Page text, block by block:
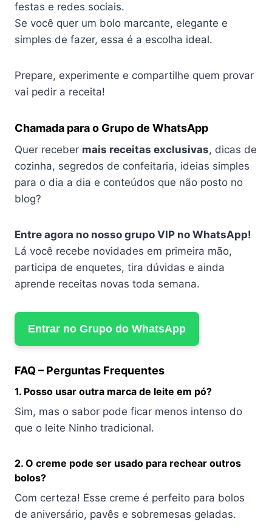
festas e redes sociais.
Se você quer um bolo marcante, elegante e
simples de fazer, essa é a escolha ideal.
Prepare, experimente e compartilhe quem provar
vai pedir a receita!
Chamada para o Grupo de WhatsApp
Quer receber mais receitas exclusivas, dicas de
cozinha, segredos de confeitaria, ideias simples
para o dia a dia e conteúdos que não posto no
blog?
Entre agora no nosso grupo VIP no WhatsApp!
Lá você recebe novidades em primeira mão,
participa de enquetes, tira dúvidas e ainda
aprende receitas novas toda semana.
Entrar no Grupo do WhatsApp
FAQ – Perguntas Frequentes
1. Posso usar outra marca de leite em pó?
Sim, mas o sabor pode ficar menos intenso do
que o leite Ninho tradicional.
2. O creme pode ser usado para rechear outros
bolos?
Com certeza! Esse creme é perfeito para bolos
de aniversário, pavês e sobremesas geladas.